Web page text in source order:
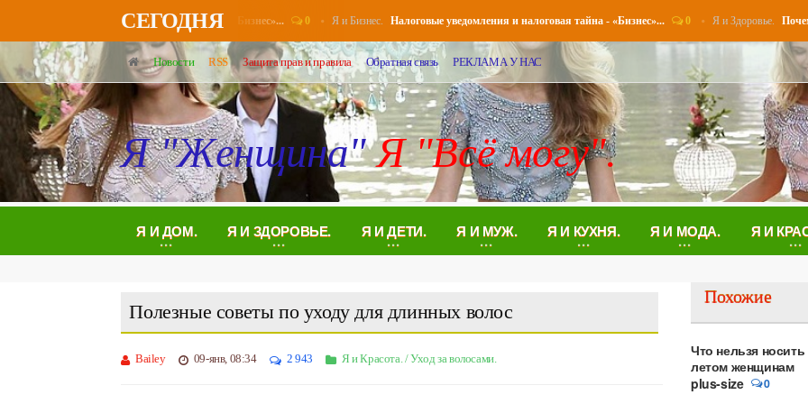
СЕГОДНЯ
повысят выплаты в августе - «Бизнес»... 0 Я и Бизнес. Налоговые уведомления и налоговая тайна - «Бизнес»... 0 Я и Здоровье. Почему
Новости RSS Защита прав и правила Обратная связь РЕКЛАМА У НАС
Я "Женщина" Я "Всё могу".
Я И ДОМ. Я И ЗДОРОВЬЕ. Я И ДЕТИ. Я И МУЖ. Я И КУХНЯ. Я И МОДА. Я И
Полезные советы по уходу для длинных волос
Bailey 09-янв, 08:34 2 943 Я и Красота./Уход за волосами.
Похожие
Что нельзя носить
летом женщинам
plus-size
0